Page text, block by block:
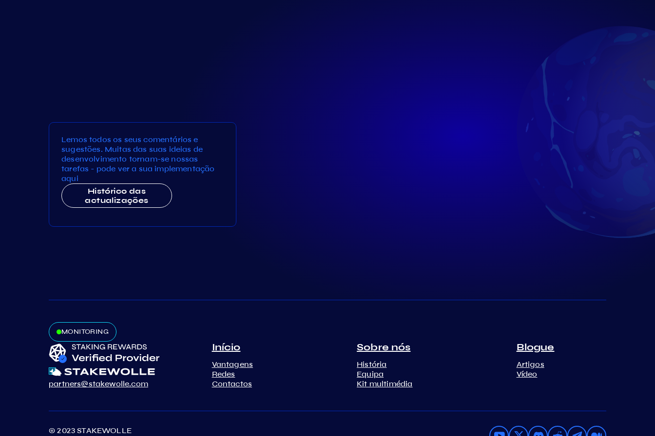
Lemos todos os seus comentários e
sugestões. Muitas das suas ideias de
desenvolvimento tornam-se nossas
tarefas - pode ver a sua implementação
aqui
Histórico das
actualizações
MONITORING
partners@stakewolle.com
Início
Vantagens
Redes
Contactos
Sobre nós
História
Equipa
Kit multimédia
Blogue
Artigos
Vídeo
© 2023 STAKEWOLLE